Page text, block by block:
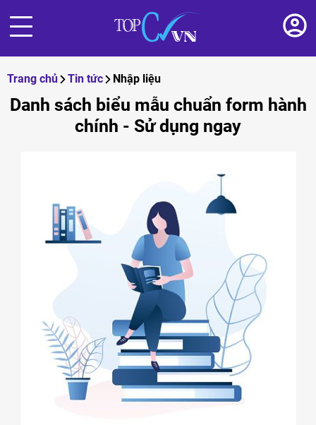
Trang chủ Tin tức Nhập liệu
Danh sách biểu mẫu chuẩn form hành
chính - Sử dụng ngay